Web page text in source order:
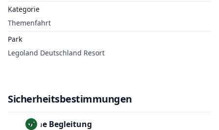
Kategorie
Themenfahrt
Park
Legoland Deutschland Resort
Sicherheitsbestimmungen
Ohne Begleitung